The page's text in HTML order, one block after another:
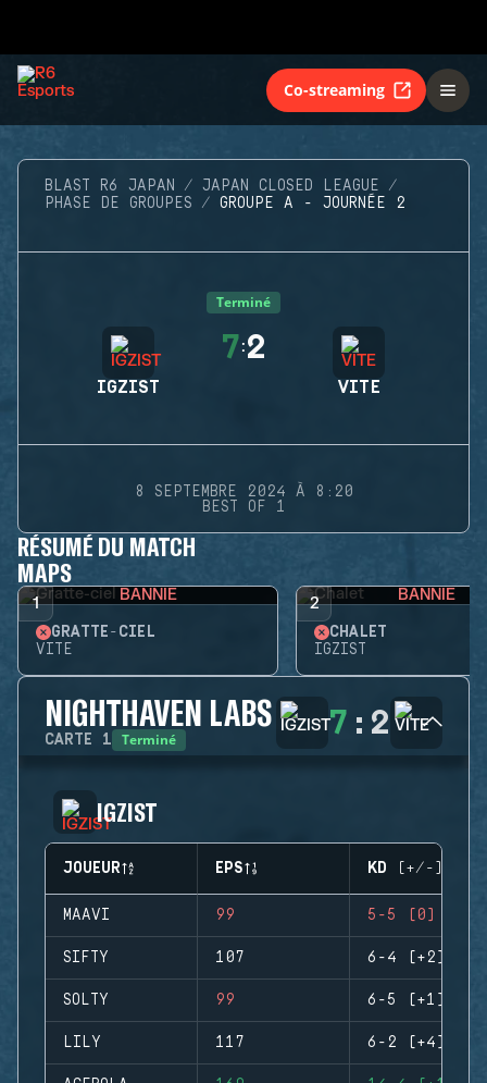
Co-streaming
BLAST R6 JAPAN
JAPAN CLOSED LEAGUE
PHASE DE GROUPES
GROUPE A - JOURNÉE 2
Terminé
IGZIST
7:2
VITE
8 SEPTEMBRE 2024 À 8:20
BEST OF 1
RÉSUMÉ DU MATCH
MAPS
1 BANNIE
GRATTE-CIEL
VITE
2 BANNIE
CHALET
IGZIST
NIGHTHAVEN LABS
CARTE 1 Terminé 7 : 2
IGZIST
JOUEUR EPS KD (+/-)
MAAVI 99 5-5 (0)
SIFTY 107 6-4 (+2)
SOLTY 99 6-5 (+1)
LILY 117 6-2 (+4)